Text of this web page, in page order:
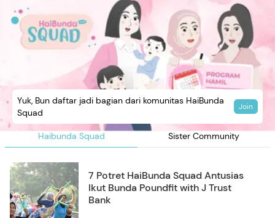
Haibunda Squad Sister Community
Yuk, Bun daftar jadi bagian dari komunitas HaiBunda
Squad
Join
7 Potret HaiBunda Squad Antusias
Ikut Bunda Poundfit with J Trust
Bank